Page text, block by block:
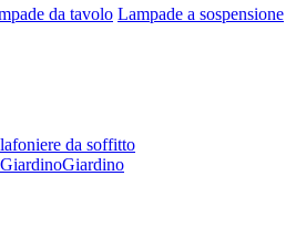
da tavolo Lampade a sospensione
da soffitto
Giardino